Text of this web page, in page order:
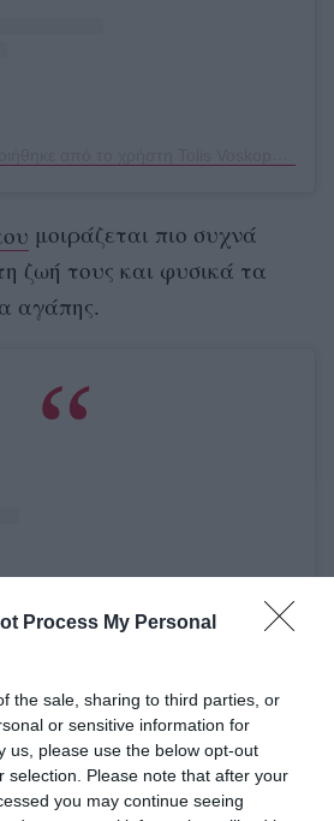
Process My Personal
the sale, sharing to third parties, or
or sensitive information for
us, please use the below opt-out
selection. Please note that after your
you may continue seeing
μοιράζεται πιο συχνά
ζωή τους και φυσικά τα
αγάπης.